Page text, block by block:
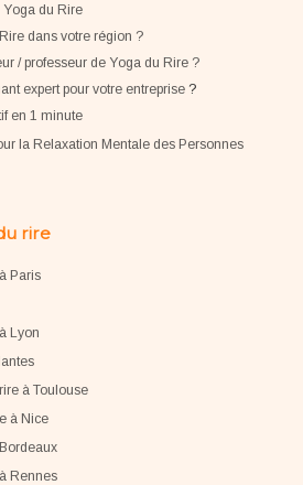
du Rire
dans votre région ?
/ professeur de Yoga du Rire ?
expert pour votre entreprise?
en 1 minute
la Relaxation Mentale des Personnes
rire
Paris
Lyon
à Toulouse
à Nice
Rennes